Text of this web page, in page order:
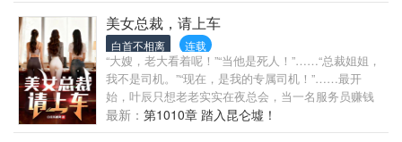
美女总裁，请上车
白首不相离 连载
“大嫂，老大看着呢！”“当他是死人！”……“总裁姐姐，
我不是司机。”“现在，是我的专属司机！”……最开
始，叶辰只想老老实实在夜总会，当一名服务员赚钱
还债，奈何这世界的女人太癫，那他只好更加癫一
点。
最新： 第1010章 踏入昆仑墟！